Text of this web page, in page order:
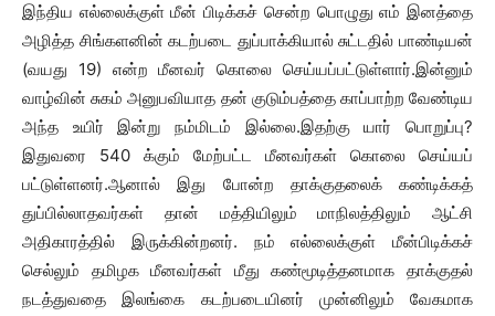
இந்திய எல்லைக்குள் மீன் பிடிக்கச் சென்ற பொழுது எம் இனத்தை
அழித்த சிங்களனின் கடற்படை துப்பாக்கியால் சுட்டதில் பாண்டியன்
(வயது 19) என்ற மீனவர் கொலை செய்யப்பட்டுள்ளார்.இன்னும்
வாழ்வின் சுகம் அனுபவியாத தன் குடும்பத்தை காப்பாற்ற வேண்டிய
அந்த உயிர் இன்று நம்மிடம் இல்லை.இதற்கு யார் பொறுப்பு?
இதுவரை 540 க்கும் மேற்பட்ட மீனவர்கள் கொலை செய்யப்
பட்டுள்ளனர்.ஆனால் இது போன்ற தாக்குதலைக் கண்டிக்கத்
துப்பில்லாதவர்கள் தான் மத்தியிலும் மாநிலத்திலும் ஆட்சி
அதிகாரத்தில் இருக்கின்றனர். நம் எல்லைக்குள் மீன்பிடிக்கச்
செல்லும் தமிழக மீனவர்கள் மீது கண்மூடித்தனமாக தாக்குதல்
நடத்துவதை இலங்கை கடற்படையினர் முன்னிலும் வேகமாக